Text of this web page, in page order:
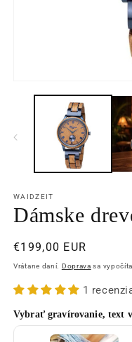
médium
okne
WAIDZEIT
Dámske
Normálna
cena
€199,00 EUR
Vrátane daní. Doprava sa
1
Vybrať gravírovanie, text